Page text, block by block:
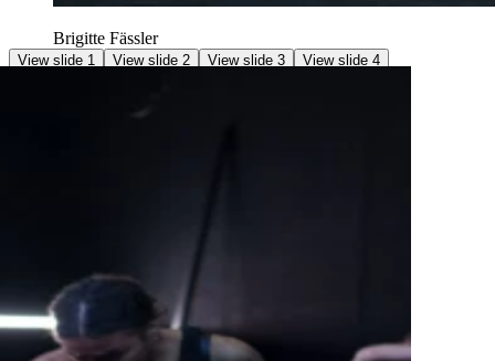
Brigitte Fässler
View slide 1 View slide 2 View slide 3 View slide 4
Sprache
DE
Empfohlen ab
12+